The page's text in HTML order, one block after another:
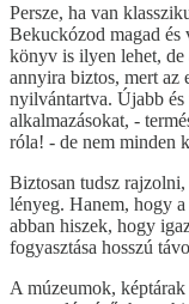
Persze, ha van
Bekuckózod magad és
könyv is ilyen lehet, de
annyira biztos, mert az
nyilvántartva. Újabb
alkalmazásokat, -
róla! - de nem minden
Biztosan tudsz rajzolni,
lényeg. Hanem, hogy
abban hiszek, hogy
fogyasztása hosszú
A múzeumok,